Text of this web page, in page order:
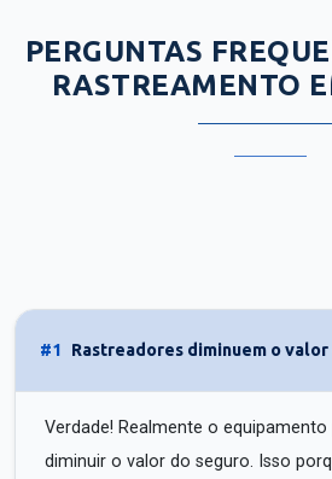
PERGUNTAS
RASTREAMENTO
#1 Rastreadores diminuem o
Verdade! Realmente o
diminuir o valor do seguro. Isso